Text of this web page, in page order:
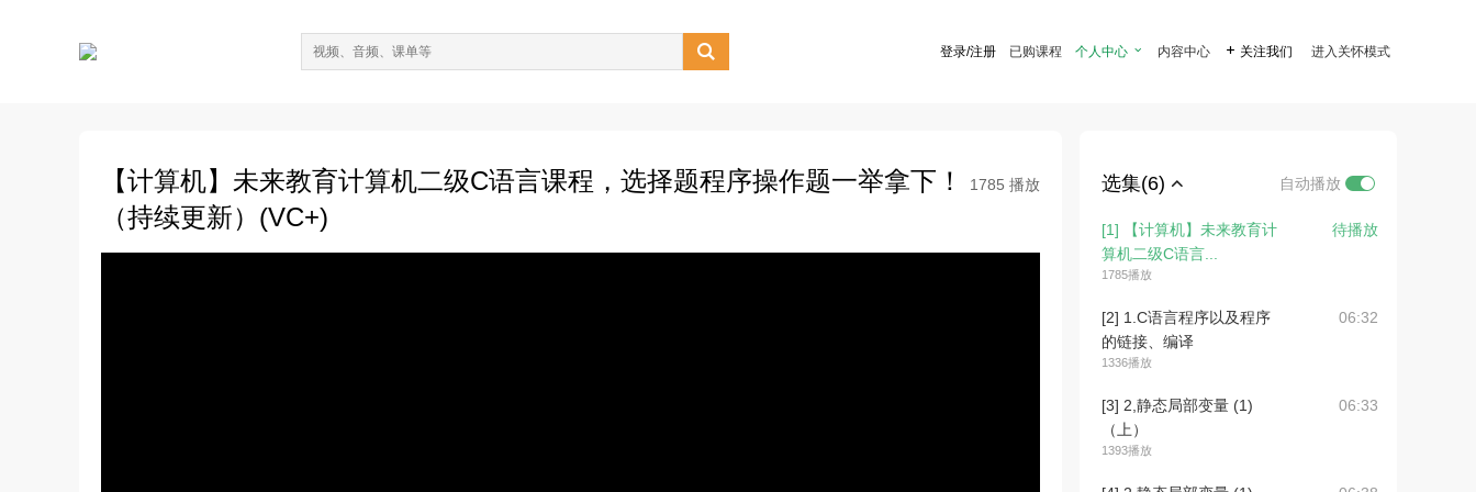
 登录/注册 已购课程 个人中心  内容中心  关注我们 进入关怀模式
【计算机】未来教育计算机二级C语言课程，选择题程序操作题一举拿下！
（持续更新）(VC+)
1785 播放 选集(6) 自动播放
[1] 【计算机】未来教育计
算机二级C语言...
1785播放
待播放
[2] 1.C语言程序以及程序
的链接、编译
1336播放
06:32
[3] 2,静态局部变量 (1)
（上）
1393播放
06:33